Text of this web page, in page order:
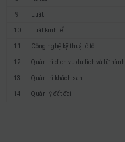
9 Luật
10 Luật kinh tế
11 Công nghệ kỹ thuật ô tô
12 Quản trị dịch vụ du lịch và lữ hành
13 Quản trị khách sạn
14 Quản lý đất đai